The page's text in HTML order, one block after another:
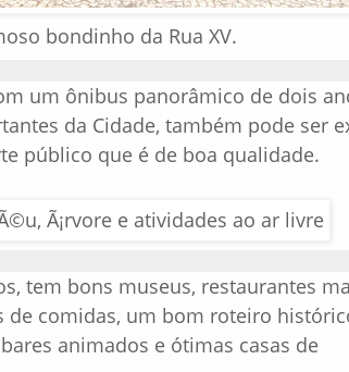
bondinho da Rua XV.
um ônibus panorâmico de dois
da Cidade, também pode ser
público que é de boa qualidade.
tem bons museus, restaurantes
de comidas, um bom roteiro
animados e ótimas casas de